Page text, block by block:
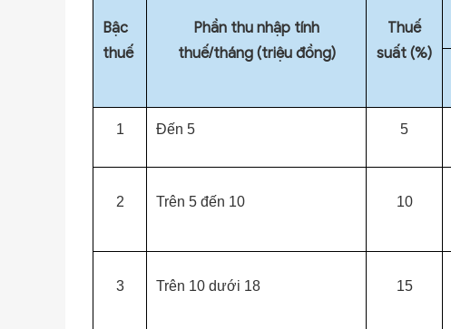
Bậc
thuế
Phần thu nhập tính
thuế/tháng (triệu đồng)
Thuế
suất (%)
1 Đến 5 5
2 Trên 5 đến 10 10
3 Trên 10 dưới 18 15